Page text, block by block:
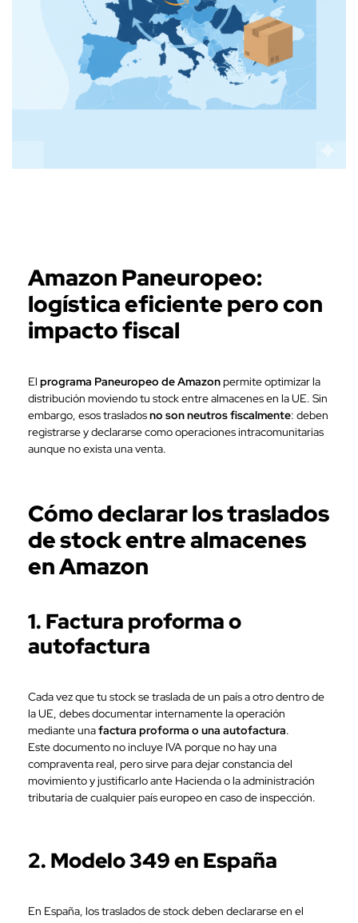
Amazon Paneuropeo:
logística eficiente pero con
impacto fiscal
El programa Paneuropeo de Amazonpermite optimizar la
distribución moviendo tu stock entre almacenes en la UE. Sin
embargo, esos trasladosno son neutros fiscalmente: deben
registrarse y declararse como operaciones intracomunitarias
aunque no exista una venta.
Cómo declarar los traslados
de stock entre almacenes
en Amazon
1. Factura proforma o
autofactura
Cada vez que tu stock se traslada de un país a otro dentro de
la UE, debes documentar internamente la operación
mediante unafactura proforma o una autofactura.
Este documento no incluye IVA porque no hay una
compraventa real, pero sirve para dejar constancia del
movimiento y justificarlo ante Hacienda o la administración
tributaria de cualquier país europeo en caso de inspección.
2. Modelo 349 en España
En España, los traslados de stock deben declararse en el